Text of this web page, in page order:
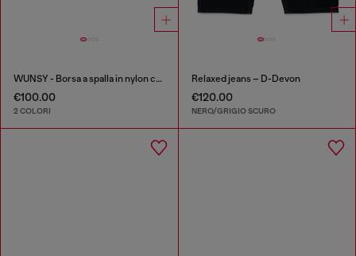
WUNSY - Borsa a spalla in nylon con logo Oval D
€100.00
2 COLORI
Relaxed jeans – D-Devon
€120.00
NERO/GRIGIO SCURO